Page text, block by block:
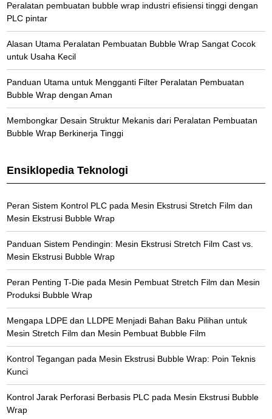
Peralatan pembuatan bubble wrap industri efisiensi tinggi dengan
PLC pintar
Alasan Utama Peralatan Pembuatan Bubble Wrap Sangat Cocok
untuk Usaha Kecil
Panduan Utama untuk Mengganti Filter Peralatan Pembuatan
Bubble Wrap dengan Aman
Membongkar Desain Struktur Mekanis dari Peralatan Pembuatan
Bubble Wrap Berkinerja Tinggi
Ensiklopedia Teknologi
Peran Sistem Kontrol PLC pada Mesin Ekstrusi Stretch Film dan
Mesin Ekstrusi Bubble Wrap
Panduan Sistem Pendingin: Mesin Ekstrusi Stretch Film Cast vs.
Mesin Ekstrusi Bubble Wrap
Peran Penting T-Die pada Mesin Pembuat Stretch Film dan Mesin
Produksi Bubble Wrap
Mengapa LDPE dan LLDPE Menjadi Bahan Baku Pilihan untuk
Mesin Stretch Film dan Mesin Pembuat Bubble Film
Kontrol Tegangan pada Mesin Ekstrusi Bubble Wrap: Poin Teknis
Kunci
Kontrol Jarak Perforasi Berbasis PLC pada Mesin Ekstrusi Bubble
Wrap